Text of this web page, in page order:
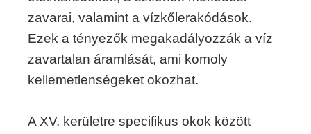
zavarai, valamint a vízkőlerakódások.
Ezek a tényezők megakadályozzák a víz
zavartalan áramlását, ami komoly
kellemetlenségeket okozhat.
A XV. kerületre specifikus okok között